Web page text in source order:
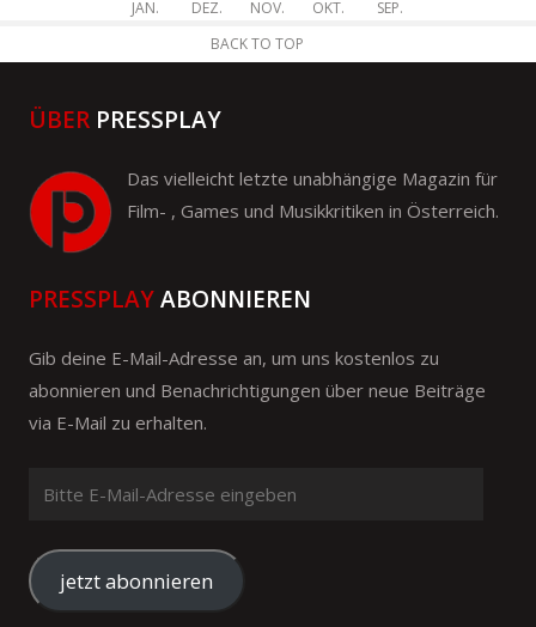
JAN. DEZ. NOV. OKT.
SEP.
BACK TO TOP
ÜBER PRESSPLAY
Das vielleicht letzte unabhängige Magazin für
Film- , Games und Musikkritiken in Österreich.
PRESSPLAYABONNIEREN
Gib deine E-Mail-Adresse an, um uns kostenlos zu
abonnieren und Benachrichtigungen über neue Beiträge
via E-Mail zu erhalten.
Mail-
Adresse
eingeben
jetzt abonnieren